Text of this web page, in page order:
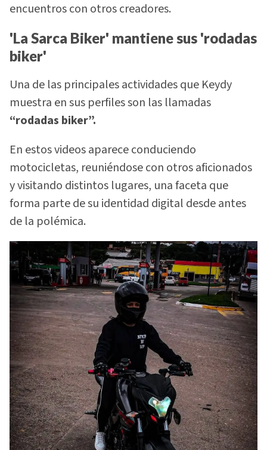
encuentros con otros creadores.
'La Sarca Biker' mantiene sus 'rodadas
biker'
Una de las principales actividades que Keydy
muestra en sus perfiles son las llamadas
“rodadas biker”.
En estos videos aparece conduciendo
motocicletas, reuniéndose con otros aficionados
y visitando distintos lugares, una faceta que
forma parte de su identidad digital desde antes
de la polémica.